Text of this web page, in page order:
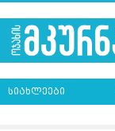
სიახლეები